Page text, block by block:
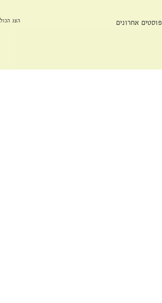
פוסטים אחרונים הצג הכול